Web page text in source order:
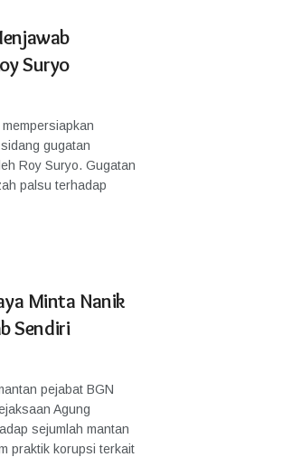
Suryo
gugatan
Roy Suryo. Gugatan
palsu terhadap
Minta Nanik
Sendiri
pejabat BGN
Agung
sejumlah mantan
praktik korupsi terkait